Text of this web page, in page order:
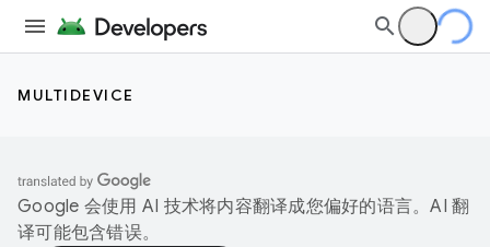
MULTIDEVICE
Google 会使用 AI 技术将内容翻译成您偏好的语言。AI 翻
译可能包含错误。